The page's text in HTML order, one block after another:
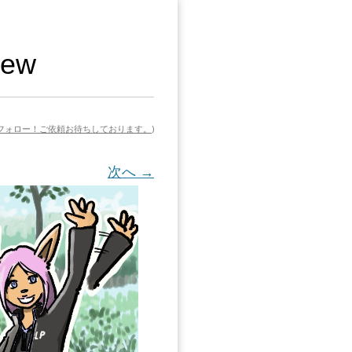
ロー！ご依頼お待ちしております。 )
次へ →